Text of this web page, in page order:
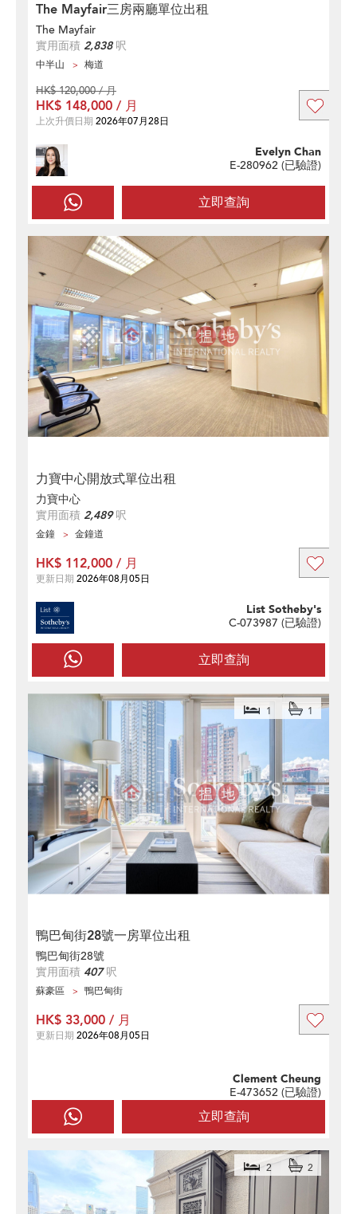
The Mayfair三房兩廳單位出租
The Mayfair
實用面積 2,838呎
中半山 梅道
立即查詢
Evelyn Chan
E-280962 (已驗證)
HK$ 120,000 / 月
HK$ 148,000 / 月
上次升價日期 2026年07月28日
力寶中心開放式單位出租
力寶中心
實用面積 2,489呎
金鐘 金鐘道
立即查詢
List Sotheby's
C-073987 (已驗證)
HK$ 112,000 / 月
更新日期 2026年08月05日
鴨巴甸街28號一房單位出租
1 1
鴨巴甸街28號
實用面積 407呎
蘇豪區 鴨巴甸街
立即查詢
Clement Cheung
E-473652 (已驗證)
HK$ 33,000 / 月
更新日期 2026年08月05日
2 2